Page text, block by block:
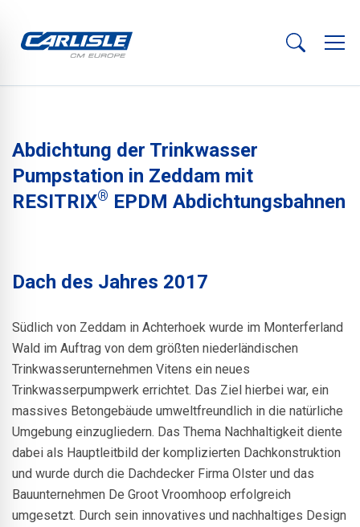
Abdichtung der Trinkwasser
Pumpstation in Zeddam mit
RESITRIX® EPDM Abdichtungsbahnen
Dach des Jahres 2017
Südlich von Zeddam in Achterhoek wurde im Monterferland
Wald im Auftrag von dem größten niederländischen
Trinkwasserunternehmen Vitens ein neues
Trinkwasserpumpwerk errichtet. Das Ziel hierbei war, ein
massives Betongebäude umweltfreundlich in die natürliche
Umgebung einzugliedern. Das Thema Nachhaltigkeit diente
dabei als Hauptleitbild der komplizierten Dachkonstruktion
und wurde durch die Dachdecker Firma Olster und das
Bauunternehmen De Groot Vroomhoop erfolgreich
umgesetzt. Durch sein innovatives und nachhaltiges Design